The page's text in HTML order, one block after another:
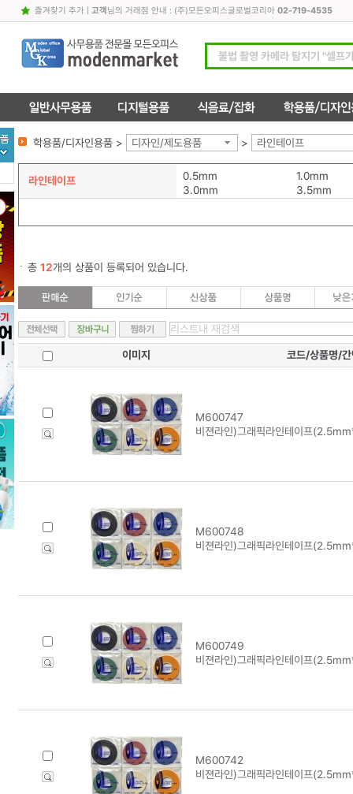
즐겨찾기 추가| 고객님의 거래점 안내 : (주)모든오피스글로벌코리아 02-719-4535
학용품/디자인용품 > 디자인/제도용품 > 라인테이프
라인테이프 0.5mm
1.0mm
3.0mm
3.5mm
총 12개의 상품이 등록되어 있습니다.
이미지 코드/상품명/간
M600747
비젼라인)그래픽라인테이프
M600748
비젼라인)그래픽라인테이프
M600749
비젼라인)그래픽라인테이프
M600742
비젼라인)그래픽라인테이프